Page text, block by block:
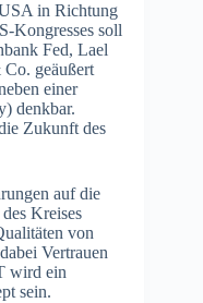
in Richtung
Kongresses soll
Fed, Lael
geäußert
einer
denkbar.
Zukunft des
auf die
Kreises
von
Vertrauen
wird ein
sein.